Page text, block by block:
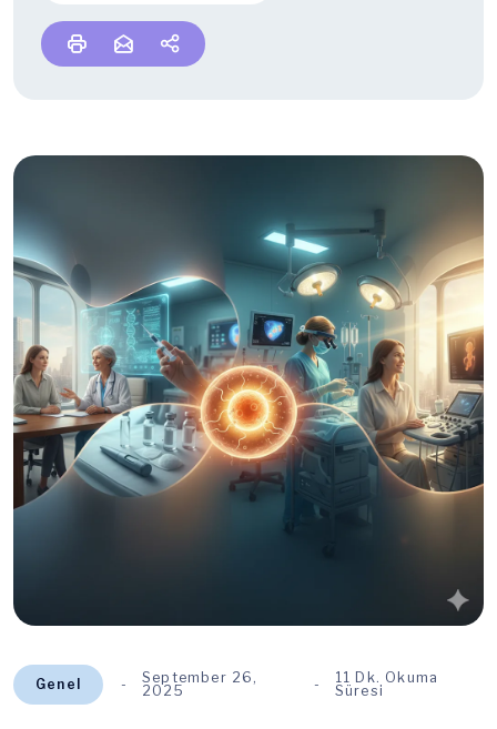
Genel
September 26,
2025
11 Dk. Okuma
Süresi